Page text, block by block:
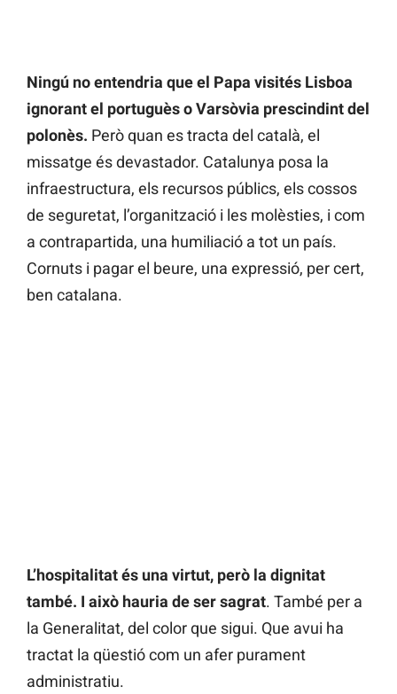
Ningú no entendria que el Papa visités Lisboa
ignorant el portuguès o Varsòvia prescindint del
polonès. Però quan es tracta del català, el
missatge és devastador. Catalunya posa la
infraestructura, els recursos públics, els cossos
de seguretat, l’organització i les molèsties, i com
a contrapartida, una humiliació a tot un país.
Cornuts i pagar el beure, una expressió, per cert,
ben catalana.
L’hospitalitat és una virtut, però la dignitat
també. I això hauria de ser sagrat. També per a
la Generalitat, del color que sigui. Que avui ha
tractat la qüestió com un afer purament
administratiu.